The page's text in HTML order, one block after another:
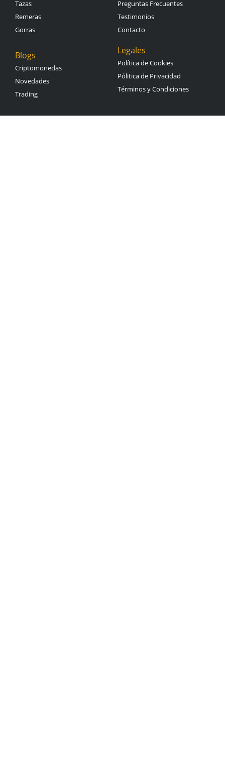
Tazas
Remeras
Gorras
Preguntas Frecuentes
Testimonios
Contacto
Blogs
Criptomonedas
Novedades
Trading
Legales
Política de Cookies
Pólitica de Privacidad
Términos y Condiciones